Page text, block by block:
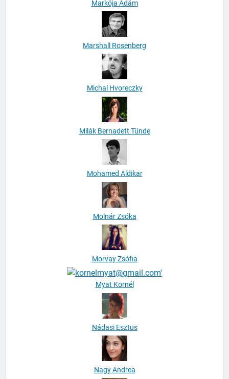
Markója Ádám
Marshall Rosenberg
Michal Hvoreczky
Milák Bernadett Tünde
Mohamed Aldikar
Molnár Zsóka
Morvay Zsófia
Myat Kornél
Nádasi Esztus
Nagy Andrea